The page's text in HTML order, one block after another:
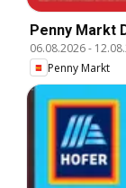
Penny Markt
06.08.2026-
Penny Markt